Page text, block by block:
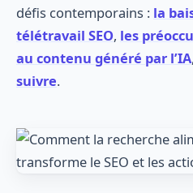
défis contemporains : la
télétravail SEO, les
au contenu généré par l’IA
suivre.